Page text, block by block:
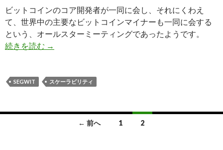
ビットコインのコア開発者が一同に会し、それにくわえ
て、世界中の主要なビットコインマイナーも一同に会する
という、オールスターミーティングであったようです。
続きを読む 【weekly研究レポート】スケーリングビットコ
→
SEGWIT スケーラビリティ
← 前へ 1 2